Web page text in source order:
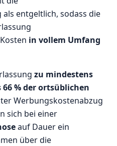
entgeltlich, sodass die
in vollem Umfang
zu mindestens
66 % der ortsüblichen
Werbungskostenabzug
sich bei einer
auf Dauer ein
über die